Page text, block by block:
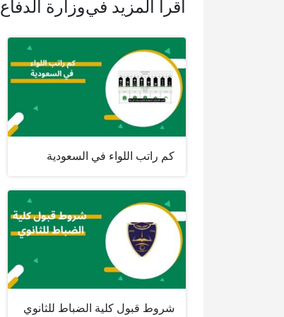
اقرأ المزيد فيوزارة الدفاع
كم راتب اللواء في السعودية
شروط قبول كلية الضباط للثانوي